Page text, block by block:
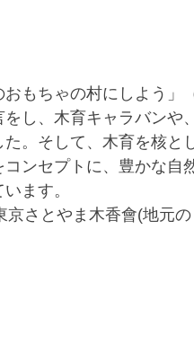
もちゃの村にしよう」
し、木育キャラバンや
。そして、木育を核と
ンセプトに、豊かな自
ます。
京さとやま木香會(地元